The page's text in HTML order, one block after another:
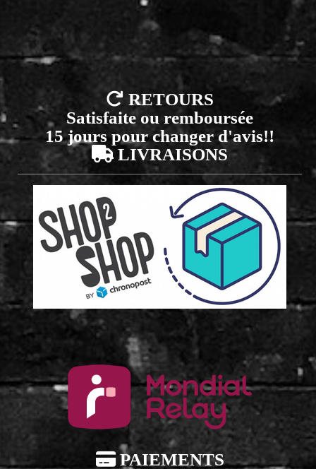
 RETOURS
Satisfaite ou remboursée
15 jours pour changer d'avis!!
 LIVRAISONS
 PAIEMENTS